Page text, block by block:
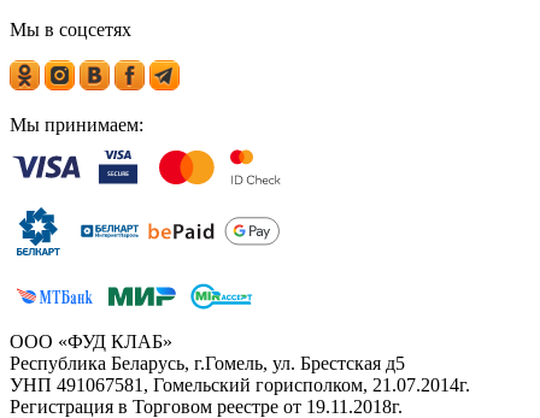
Мы в соцсетях
Мы принимаем:
ООО «ФУД КЛАБ»
Республика Беларусь, г.Гомель, ул. Брестская д5
УНП 491067581, Гомельский горисполком, 21.07.2014г.
Регистрация в Торговом реестре от 19.11.2018г.